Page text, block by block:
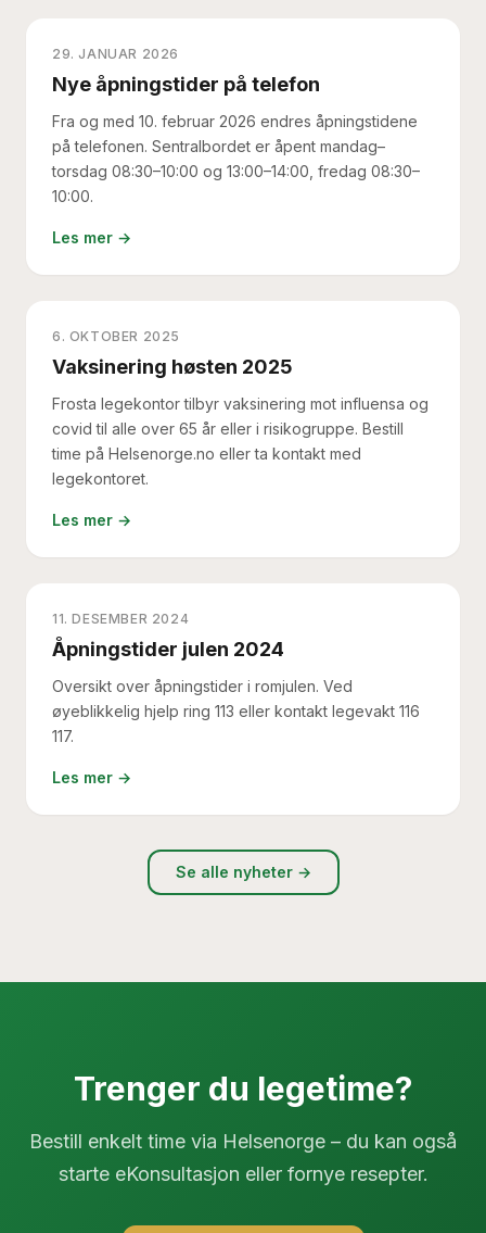
29. JANUAR 2026
Nye åpningstider på telefon
Fra og med 10. februar 2026 endres åpningstidene
på telefonen. Sentralbordet er åpent mandag–
torsdag 08:30–10:00 og 13:00–14:00, fredag 08:30–
10:00.
Les mer →
6. OKTOBER 2025
Vaksinering høsten 2025
Frosta legekontor tilbyr vaksinering mot influensa og
covid til alle over 65 år eller i risikogruppe. Bestill
time på Helsenorge.no eller ta kontakt med
legekontoret.
Les mer →
11. DESEMBER 2024
Åpningstider julen 2024
Oversikt over åpningstider i romjulen. Ved
øyeblikkelig hjelp ring 113 eller kontakt legevakt 116
117.
Les mer →
Se alle nyheter →
Trenger du legetime?
Bestill enkelt time via Helsenorge – du kan også
starte eKonsultasjon eller fornye resepter.